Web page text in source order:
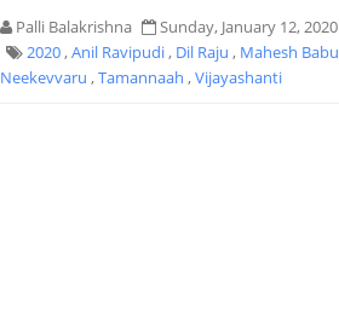
Palli Balakrishna
Sunday, January 12, 2020
2020,Anil Ravipudi, Dil Raju , Mahesh Babu
Neekevvaru ,Tamannaah ,Vijayashanti